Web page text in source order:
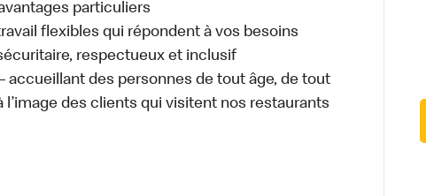
particuliers
flexibles qui répondent à vos besoins
respectueux et inclusif
accueillant des personnes de tout âge, de tout
des clients qui visitent nos restaurants